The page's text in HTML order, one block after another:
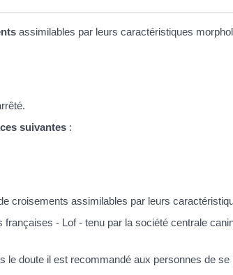
assimilables par leurs caractéristiques
suivantes :
croisements assimilables par leurs
- Lof - tenu par la société centrale
doute il est recommandé aux personnes de